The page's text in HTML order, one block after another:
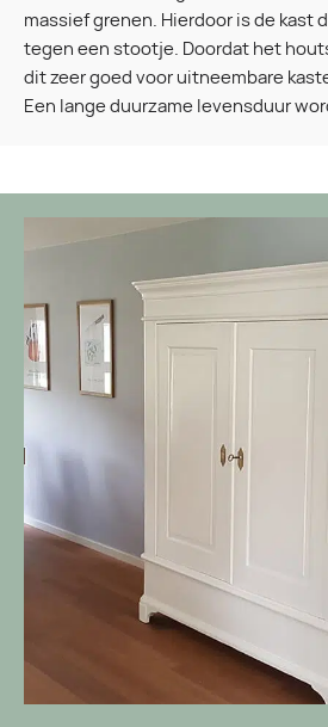
massief grenen. Hierdoor is de kast
tegen een stootje. Doordat het
dit zeer goed voor uitneembare
Een lange duurzame levensduur